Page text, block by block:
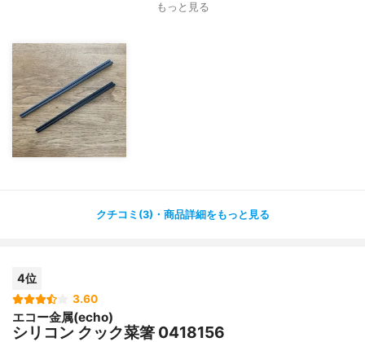
とても満足できる商品だったので、もう他の菜箸は使わな
もっと見る
クチコミ(3)・商品詳細をもっと見る
4位
3.60
エコー金属(echo)
シリコン クック菜箸 0418156